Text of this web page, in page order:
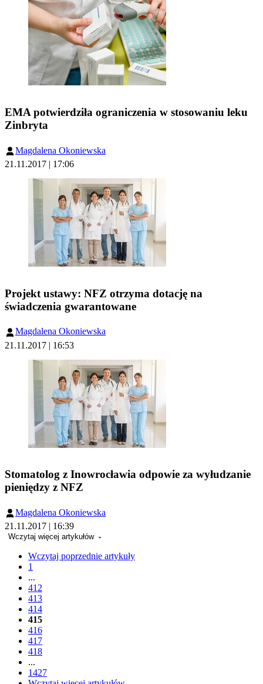
EMA potwierdziła ograniczenia w stosowaniu leku
Zinbryta
Magdalena Okoniewska
21.11.2017 | 17:06
Projekt ustawy: NFZ otrzyma dotację na
świadczenia gwarantowane
Magdalena Okoniewska
21.11.2017 | 16:53
Stomatolog z Inowrocławia odpowie za wyłudzanie
pieniędzy z NFZ
Magdalena Okoniewska
21.11.2017 | 16:39
Wczytaj więcej artykułów
Wczytaj poprzednie artykuły
1
...
412
413
414
415
416
417
418
...
1427